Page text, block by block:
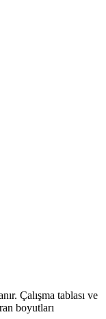
Çalışma tablası ve
boyutları